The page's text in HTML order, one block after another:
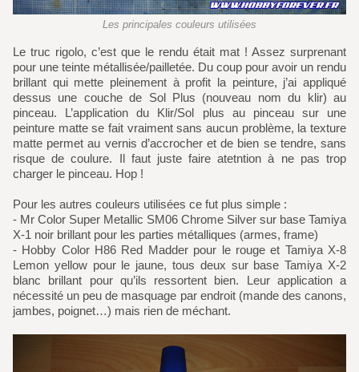
Les principales couleurs utilisées
Le truc rigolo, c’est que le rendu était mat ! Assez surprenant
pour une teinte métallisée/pailletée. Du coup pour avoir un rendu
brillant qui mette pleinement à profit la peinture, j’ai appliqué
dessus une couche de Sol Plus (nouveau nom du klir) au
pinceau. L’application du Klir/Sol plus au pinceau sur une
peinture matte se fait vraiment sans aucun problème, la texture
matte permet au vernis d’accrocher et de bien se tendre, sans
risque de coulure. Il faut juste faire atetntion à ne pas trop
charger le pinceau. Hop !
Pour les autres couleurs utilisées ce fut plus simple :
- Mr Color Super Metallic SM06 Chrome Silver sur base Tamiya
X-1 noir brillant pour les parties métalliques (armes, frame)
- Hobby Color H86 Red Madder pour le rouge et Tamiya X-8
Lemon yellow pour le jaune, tous deux sur base Tamiya X-2
blanc brillant pour qu’ils ressortent bien. Leur application a
nécessité un peu de masquage par endroit (mande des canons,
jambes, poignet…) mais rien de méchant.